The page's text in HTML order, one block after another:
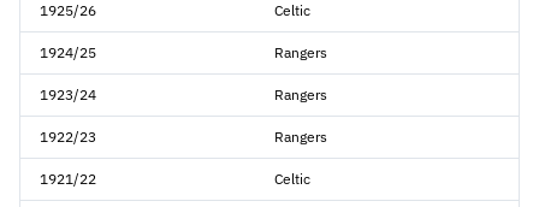
1925/26 Celtic
1924/25 Rangers
1923/24 Rangers
1922/23 Rangers
1921/22 Celtic